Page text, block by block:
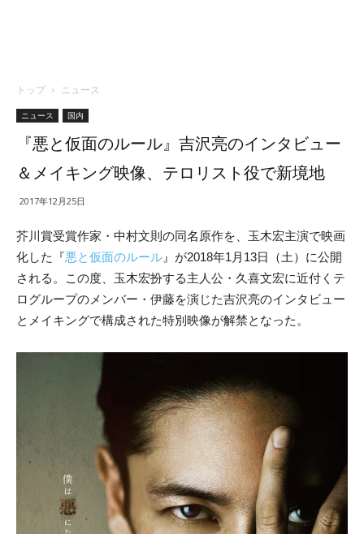
トップ ニュース
ニュース 国内
『悪と仮面のルール』吉沢亮のインタビュー
＆メイキング映像、テロリスト役で新境地
2017年12月25日
芥川賞受賞作家・中村文則の同名原作を、玉木宏主演で映画
化した『悪と仮面のルール 』が2018年1月13日（土）に公開
される。この度、玉木宏扮する主人公・久喜文宏に近付くテ
ログループのメンバー・伊藤を演じた吉沢亮のインタビュー
とメイキングで構成された特別映像が解禁となった。